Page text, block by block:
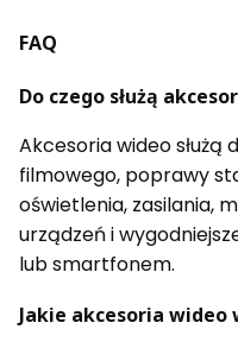
FAQ
Do czego służą
Akcesoria wideo służą
filmowego, poprawy
oświetlenia, zasilania,
urządzeń i
lub smartfonem.
Jakie akcesoria